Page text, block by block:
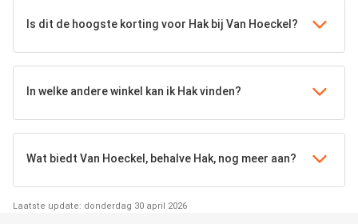
Is dit de hoogste korting voor Hak bij Van Hoeckel?
In welke andere winkel kan ik Hak vinden?
Wat biedt Van Hoeckel, behalve Hak, nog meer aan?
Laatste update: donderdag 30 april 2026